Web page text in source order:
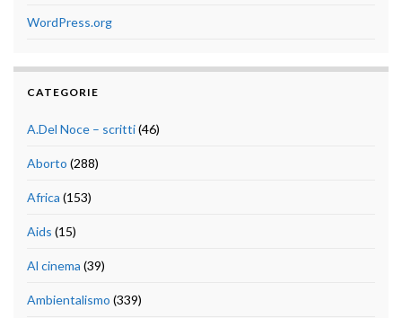
WordPress.org
CATEGORIE
A.Del Noce – scritti(46)
Aborto (288)
Africa (153)
Aids (15)
Al cinema (39)
Ambientalismo (339)